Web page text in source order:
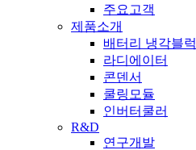
주요고객
제품소개
배터리 냉각블럭
라디에이터
콘덴서
쿨링모듈
인버터쿨러
R&D
연구개발